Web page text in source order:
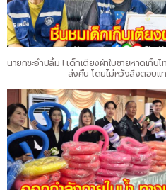
นายกชะอำปลื้ม ! เด็กเตียงผ้าใบชายหาดเก็บ
ส่งคืน โดยไม่หวังสิ่งตอบแ